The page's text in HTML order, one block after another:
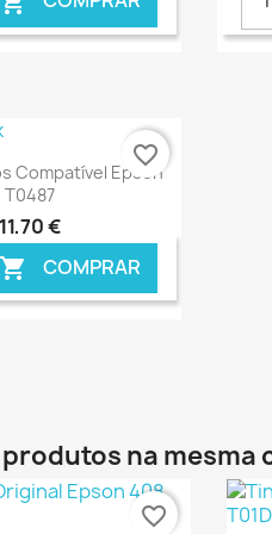
Ver+
Compatível Epson
T0487
11,70 €
 COMPRAR
favorite_border
na mesma
favorite_border